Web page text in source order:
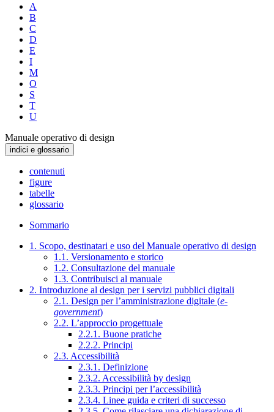
A
B
C
D
E
I
M
O
S
T
U
Manuale operativo di design
indici e glossario
contenuti
figure
tabelle
glossario
Sommario
1. Scopo, destinatari e uso del Manuale operativo di design
1.1. Versionamento e storico
1.2. Consultazione del manuale
1.3. Contribuisci al manuale
2. Introduzione al design per i servizi pubblici digitali
2.1. Design per l’amministrazione digitale (e-
government)
2.2. L’approccio progettuale
2.2.1. Buone pratiche
2.2.2. Principi
2.3. Accessibilità
2.3.1. Definizione
2.3.2. Accessibilità by design
2.3.3. Principi per l’accessibilità
2.3.4. Linee guida e criteri di successo